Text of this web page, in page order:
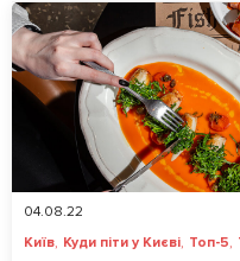
04.08.22
Київ, Куди піти у Києві, Топ-5,